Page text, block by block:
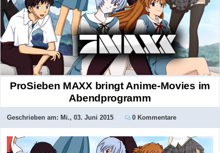
ProSieben MAXX bringt Anime-Movies im
Abendprogramm
Geschrieben am: Mi., 03. Juni 2015 0 Kommentare